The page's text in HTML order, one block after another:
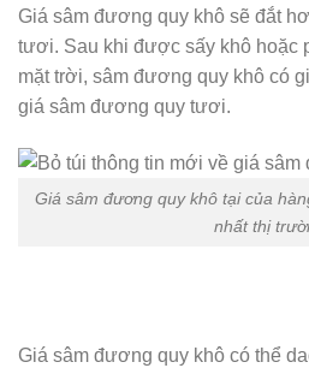
Giá sâm đương quy khô sẽ đắt
tươi. Sau khi được sấy khô hoặc
mặt trời, sâm đương quy khô có
giá sâm đương quy tươi.
Giá sâm đương quy khô tại của
nhất thị
Giá sâm đương quy khô có thể